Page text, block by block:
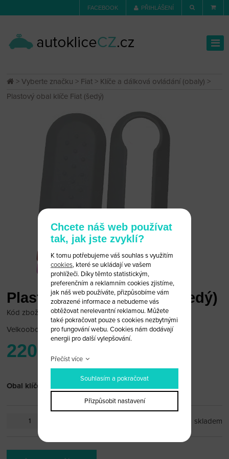
FACEBOOK PŘIHLÁŠENÍ
>Vyberte značku > Fiat > Klíče a dálková ovládání (obaly) >
Plastový obal klíče Fiat (šedý)
Plastový obal klíče Fiat (šedý)
Kód zboží: Fiat-B11grey
Velkoobchodní cena:po přihlášení
220 Kč
Obal klíče Fiat šedivá část
skladem
Chcete náš web používat
tak, jak jste zvyklí?
K tomu potřebujeme váš souhlas s využitím
cookies, které se ukládají ve vašem
prohlížeči. Díky těmto statistickým,
preferenčním a reklamním cookies zjistíme,
jak náš web používáte, přizpůsobíme vám
zobrazené informace a nebudeme vás
obtěžovat nerelevantní reklamou. Můžete
také pokračovat pouze s cookies nezbytnými
pro fungování webu. Cookies nám dodávají
energii pro další vylepšování.
Přečíst více
Souhlasím a pokračovat
Přizpůsobit nastavení